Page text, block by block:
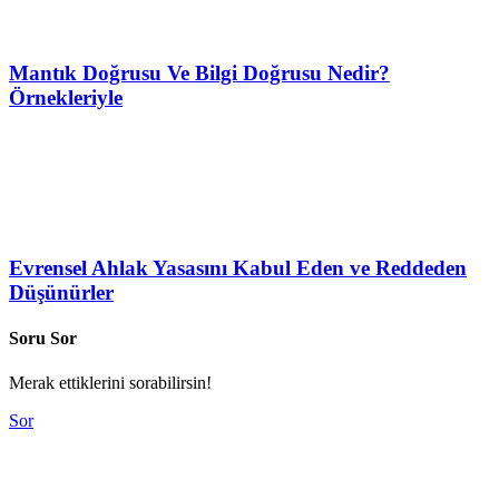
Mantık Doğrusu Ve Bilgi Doğrusu Nedir?
Örnekleriyle
Evrensel Ahlak Yasasını Kabul Eden ve Reddeden
Düşünürler
Soru Sor
Merak ettiklerini sorabilirsin!
Sor